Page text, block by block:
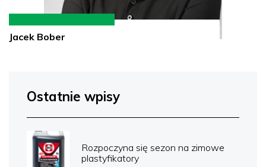
Jacek Bober
Ostatnie wpisy
Rozpoczyna się sezon na zimowe
plastyfikatory